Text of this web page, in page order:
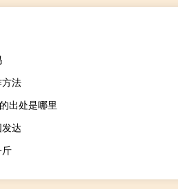
法
出处是哪里
达